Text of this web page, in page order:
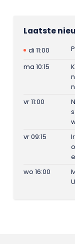
Laatste
di 11:00
ma 10:15
vr 11:00
vr 09:15
wo 16:00